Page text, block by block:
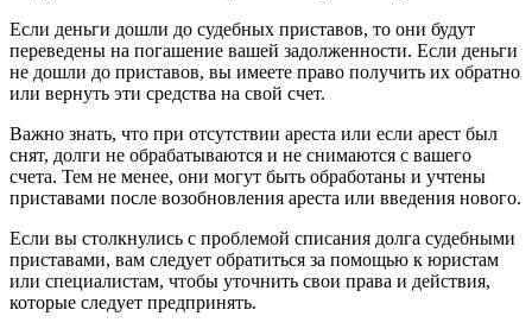
Если деньги дошли до судебных приставов, то они будут
переведены на погашение вашей задолженности. Если деньги
не дошли до приставов, вы имеете право получить их обратно
или вернуть эти средства на свой счет.
Важно знать, что при отсутствии ареста или если арест был
снят, долги не обрабатываются и не снимаются с вашего
счета. Тем не менее, они могут быть обработаны и учтены
приставами после возобновления ареста или введения нового.
Если вы столкнулись с проблемой списания долга судебными
приставами, вам следует обратиться за помощью к юристам
или специалистам, чтобы уточнить свои права и действия,
которые следует предпринять.